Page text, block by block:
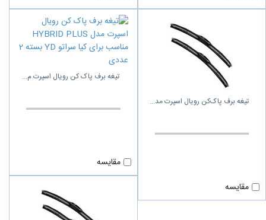
تیغه برف پاک‌کن رویال اسپرت مد
مقایسه
تیغه برف پاک‌ کن رویال اسپرت م
مقایسه